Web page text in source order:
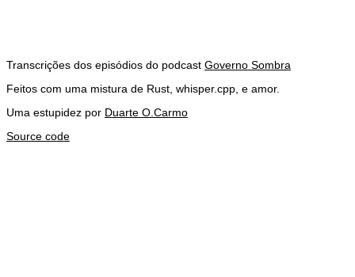
Transcrições dos episódios do podcast Governo Sombra
Feitos com uma mistura de Rust, whisper.cpp, e amor.
Uma estupidez por Duarte O.Carmo
Source code